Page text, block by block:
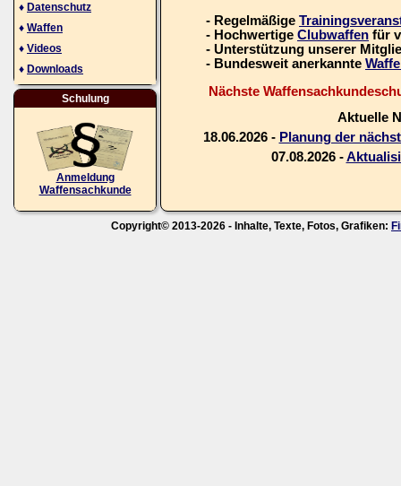
♦ Datenschutz
♦ Waffen
♦ Videos
♦ Downloads
Schulung
Anmeldung
Waffensachkunde
- Regelmäßige
- Hochwertige Clubwaffen für
- Unterstützung unserer
- Bundesweit anerkannte
Nächste
Aktuelle
18.06.2026 - Planung der
07.08.2026 -
Copyright© 2013-2026 - Inhalte, Texte, Fotos, Grafiken: